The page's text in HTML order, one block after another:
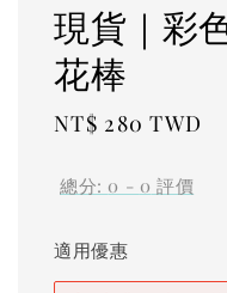
現貨｜彩
花棒
Regular
NT$ 280 TWD
總分: 0 - 0 評價
適用優惠